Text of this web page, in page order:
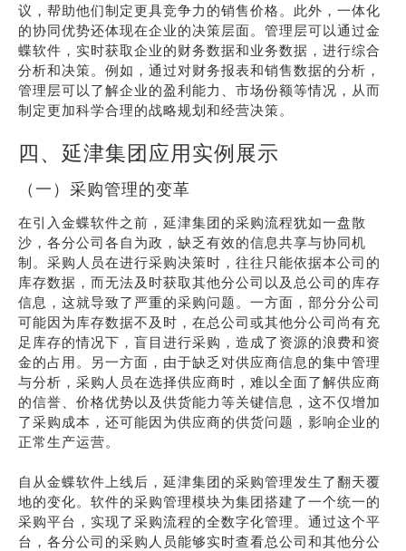
议，帮助他们制定更具竞争力的销售价格。此外，一体化
的协同优势还体现在企业的决策层面。管理层可以通过金
蝶软件，实时获取企业的财务数据和业务数据，进行综合
分析和决策。例如，通过对财务报表和销售数据的分析，
管理层可以了解企业的盈利能力、市场份额等情况，从而
制定更加科学合理的战略规划和经营决策。
四、延津集团应用实例展示
（一）采购管理的变革
在引入金蝶软件之前，延津集团的采购流程犹如一盘散
沙，各分公司各自为政，缺乏有效的信息共享与协同机
制。采购人员在进行采购决策时，往往只能依据本公司的
库存数据，而无法及时获取其他分公司以及总公司的库存
信息，这就导致了严重的采购问题。一方面，部分分公司
可能因为库存数据不及时，在总公司或其他分公司尚有充
足库存的情况下，盲目进行采购，造成了资源的浪费和资
金的占用。另一方面，由于缺乏对供应商信息的集中管理
与分析，采购人员在选择供应商时，难以全面了解供应商
的信誉、价格优势以及供货能力等关键信息，这不仅增加
了采购成本，还可能因为供应商的供货问题，影响企业的
正常生产运营。
自从金蝶软件上线后，延津集团的采购管理发生了翻天覆
地的变化。软件的采购管理模块为集团搭建了一个统一的
采购平台，实现了采购流程的全数字化管理。通过这个平
台，各分公司的采购人员能够实时查看总公司和其他分公